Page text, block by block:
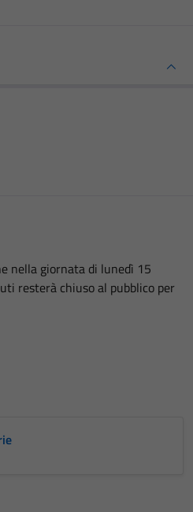
nella giornata di lunedì 15
resterà chiuso al pubblico per